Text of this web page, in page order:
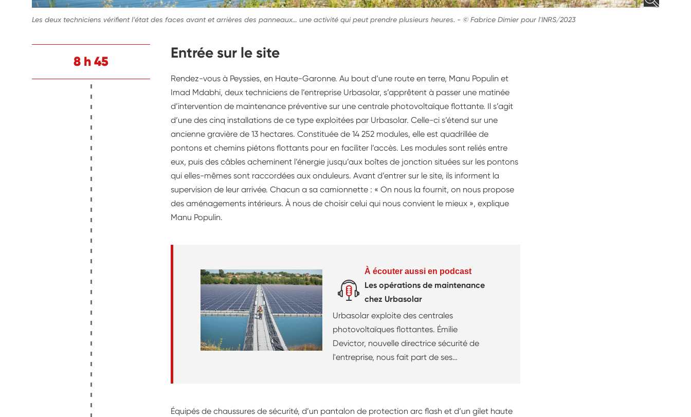
Les deux techniciens vérifient l’état des faces avant et arrières des panneaux… une activité qui peut prendre plusieurs heures. - © Fabrice Dimier pour l'INRS/2023
8 h 45
Entrée sur le site
Rendez-vous à Peyssies, en Haute-Garonne. Au bout d’une route en terre, Manu Populin et
Imad Mdabhi, deux techniciens de l’entreprise Urbasolar, s’apprêtent à passer une matinée
d’intervention de maintenance préventive sur une centrale photovoltaïque flottante. Il s’agit
d’une des cinq installations de ce type exploitées par Urbasolar. Celle-ci s’étend sur une
ancienne gravière de 13 hectares. Constituée de 14 252 modules, elle est quadrillée de
pontons et chemins piétons flottants pour en faciliter l’accès. Les modules sont reliés entre
eux, puis des câbles acheminent l’énergie jusqu’aux boîtes de jonction situées sur les pontons
qui elles-mêmes sont raccordées aux onduleurs. Avant d’entrer sur le site, ils informent la
supervision de leur arrivée. Chacun a sa camionnette : « On nous la fournit, on nous propose
des aménagements intérieurs. À nous de choisir celui qui nous convient le mieux », explique
Manu Populin.
À écouter aussi en podcast
Les opérations de maintenance
chez Urbasolar
Urbasolar exploite des centrales
photovoltaïques flottantes. Émilie
Devictor, nouvelle directrice sécurité de
l'entreprise, nous fait part de ses
Équipés de chaussures de sécurité, d’un pantalon de protection arc flash et d’un gilet haute